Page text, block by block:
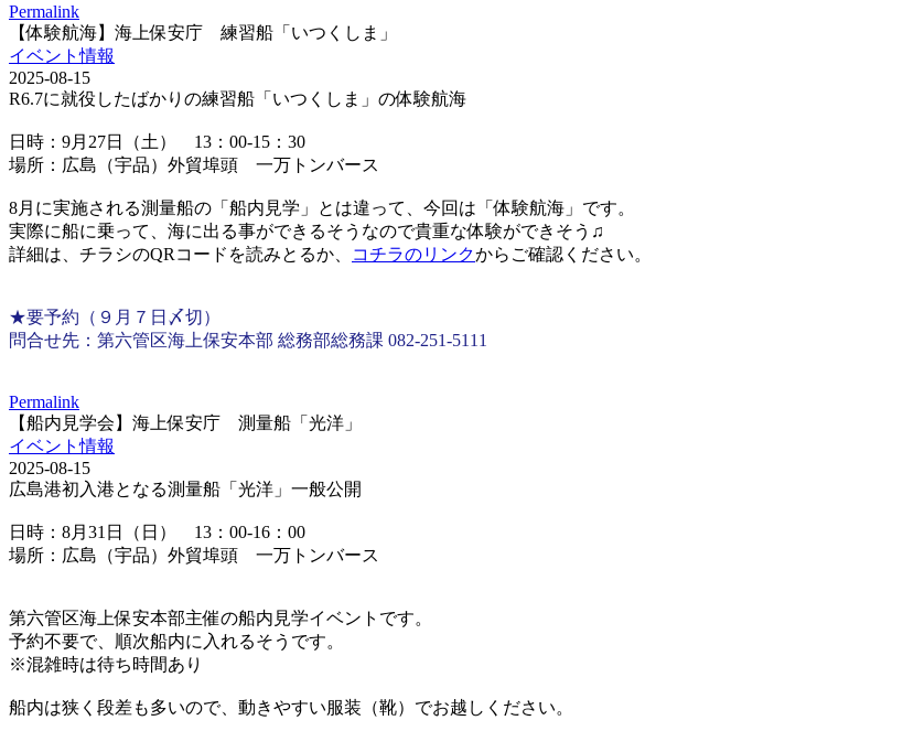
Permalink
【体験航海】海上保安庁 練習船「いつくしま」
イベント情報
2025-08-15
R6.7に就役したばかりの練習船「いつくしま」の体験航海
日時：9月27日（土） 13：00-15：30
場所：広島（宇品）外貿埠頭 一万トンバース
8月に実施される測量船の「船内見学」とは違って、今回は「体験航海」です。
実際に船に乗って、海に出る事ができるそうなので貴重な体験ができそう♫
詳細は、チラシのQRコードを読みとるか、
コチラのリンクからご確認ください。
★要予約（９月７日〆切）
問合せ先：第六管区海上保安本部 総務部総務課 082-251-5111
Permalink
【船内見学会】海上保安庁 測量船「光洋」
イベント情報
2025-08-15
広島港初入港となる測量船「光洋」一般公開
日時：8月31日（日） 13：00-16：00
場所：広島（宇品）外貿埠頭 一万トンバース
第六管区海上保安本部主催の船内見学イベントです。
予約不要で、順次船内に入れるそうです。
※混雑時は待ち時間あり
船内は狭く段差も多いので、動きやすい服装（靴）でお越しください。